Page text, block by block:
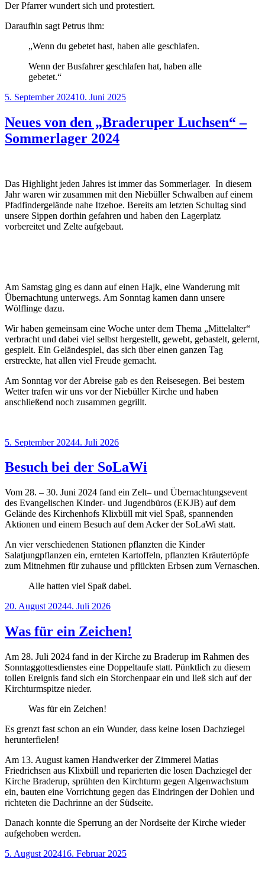
Der Pfarrer wundert sich und protestiert.
Daraufhin sagt Petrus ihm:
„Wenn du gebetet hast, haben alle geschlafen.
Wenn der Busfahrer geschlafen hat, haben alle
gebetet.“
Veröffentlicht
5. September 202410. Juni 2025
Neues von den „Braderuper Luchsen“ –
Sommerlager 2024
Das Highlight jeden Jahres ist immer das Sommerlager. In diesem
Jahr waren wir zusammen mit den Niebüller Schwalben auf einem
Pfadfindergelände nahe Itzehoe. Bereits am letzten Schultag sind
unsere Sippen dorthin gefahren und haben den Lagerplatz
vorbereitet und Zelte aufgebaut.
Am Samstag ging es dann auf einen Hajk, eine Wanderung mit
Übernachtung unterwegs. Am Sonntag kamen dann unsere
Wölflinge dazu.
Wir haben gemeinsam eine Woche unter dem Thema „Mittelalter“
verbracht und dabei viel selbst hergestellt, gewebt, gebastelt, gelernt,
gespielt. Ein Geländespiel, das sich über einen ganzen Tag
erstreckte, hat allen viel Freude gemacht.
Am Sonntag vor der Abreise gab es den Reisesegen. Bei bestem
Wetter trafen wir uns vor der Niebüller Kirche und haben
anschließend noch zusammen gegrillt.
Veröffentlicht
5. September 20244. Juli 2026
Besuch bei der SoLaWi
Vom 28. – 30. Juni 2024 fand ein Zelt– und Übernachtungsevent
des Evangelischen Kinder- und Jugendbüros (EKJB) auf dem
Gelände des Kirchenhofs Klixbüll mit viel Spaß, spannenden
Aktionen und einem Besuch auf dem Acker der SoLaWi statt.
An vier verschiedenen Stationen pflanzten die Kinder
Salatjungpflanzen ein, ernteten Kartoffeln, pflanzten Kräutertöpfe
zum Mitnehmen für zuhause und pflückten Erbsen zum Vernaschen.
Alle hatten viel Spaß dabei.
Veröffentlicht
20. August 20244. Juli 2026
Was für ein Zeichen!
Am 28. Juli 2024 fand in der Kirche zu Braderup im Rahmen des
Sonntaggottesdienstes eine Doppeltaufe statt. Pünktlich zu diesem
tollen Ereignis fand sich ein Storchenpaar ein und ließ sich auf der
Kirchturmspitze nieder.
Was für ein Zeichen!
Es grenzt fast schon an ein Wunder, dass keine losen Dachziegel
herunterfielen!
Am 13. August kamen Handwerker der Zimmerei Matias
Friedrichsen aus Klixbüll und reparierten die losen Dachziegel der
Kirche Braderup, sprühten den Kirchturm gegen Algenwachstum
ein, bauten eine Vorrichtung gegen das Eindringen der Dohlen und
richteten die Dachrinne an der Südseite.
Danach konnte die Sperrung an der Nordseite der Kirche wieder
aufgehoben werden.
Veröffentlicht
5. August 202416. Februar 2025